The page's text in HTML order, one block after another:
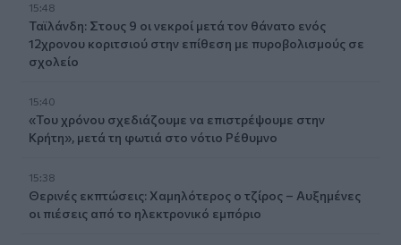
15:48
Ταϊλάνδη: Στους 9 οι νεκροί μετά τον θάνατο ενός
12χρονου κοριτσιού στην επίθεση με πυροβολισμούς σε
σχολείο
15:40
«Του χρόνου σχεδιάζουμε να επιστρέψουμε στην
Κρήτη», μετά τη φωτιά στο νότιο Ρέθυμνο
15:38
Θερινές εκπτώσεις: Χαμηλότερος ο τζίρος – Αυξημένες
οι πιέσεις από το ηλεκτρονικό εμπόριο